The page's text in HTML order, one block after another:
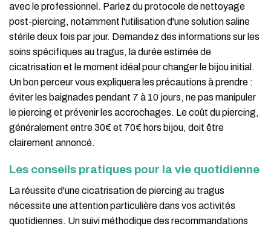
avec le professionnel. Parlez du protocole de nettoyage
post-piercing, notamment l'utilisation d'une solution saline
stérile deux fois par jour. Demandez des informations sur les
soins spécifiques au tragus, la durée estimée de
cicatrisation et le moment idéal pour changer le bijou initial.
Un bon perceur vous expliquera les précautions à prendre :
éviter les baignades pendant 7 à 10 jours, ne pas manipuler
le piercing et prévenir les accrochages. Le coût du piercing,
généralement entre 30€ et 70€ hors bijou, doit être
clairement annoncé.
Les conseils pratiques pour la vie quotidienne
La réussite d'une cicatrisation de piercing au tragus
nécessite une attention particulière dans vos activités
quotidiennes. Un suivi méthodique des recommandations